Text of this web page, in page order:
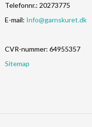
Telefonnr.: 20273775
E-mail: Info@garnskuret.dk
CVR-nummer: 64955357
Sitemap